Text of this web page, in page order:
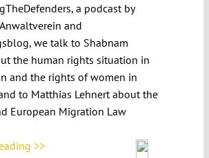
a podcast by
and
we talk to Shabnam
the human rights situation in
and the rights of women in
to Matthias Lehnert about the
European Migration Law
>>